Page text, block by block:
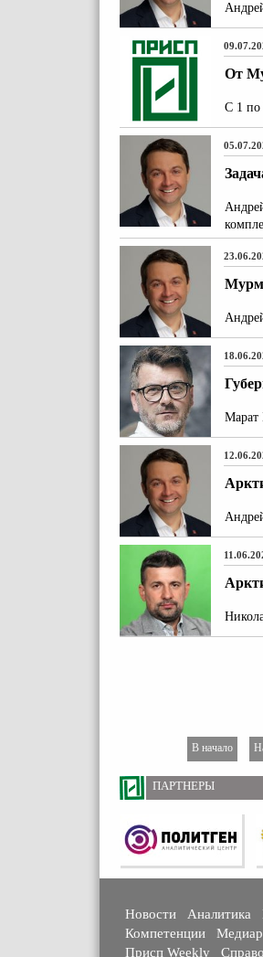
От
С 1 по
Марат
В начало
ПАРТНЕРЫ
Новости Аналитика
Компетенции
Присп Weekly